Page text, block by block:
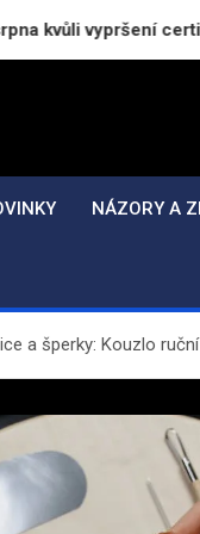
certifikátů
NÁZORY A
a šperky: Kouzlo